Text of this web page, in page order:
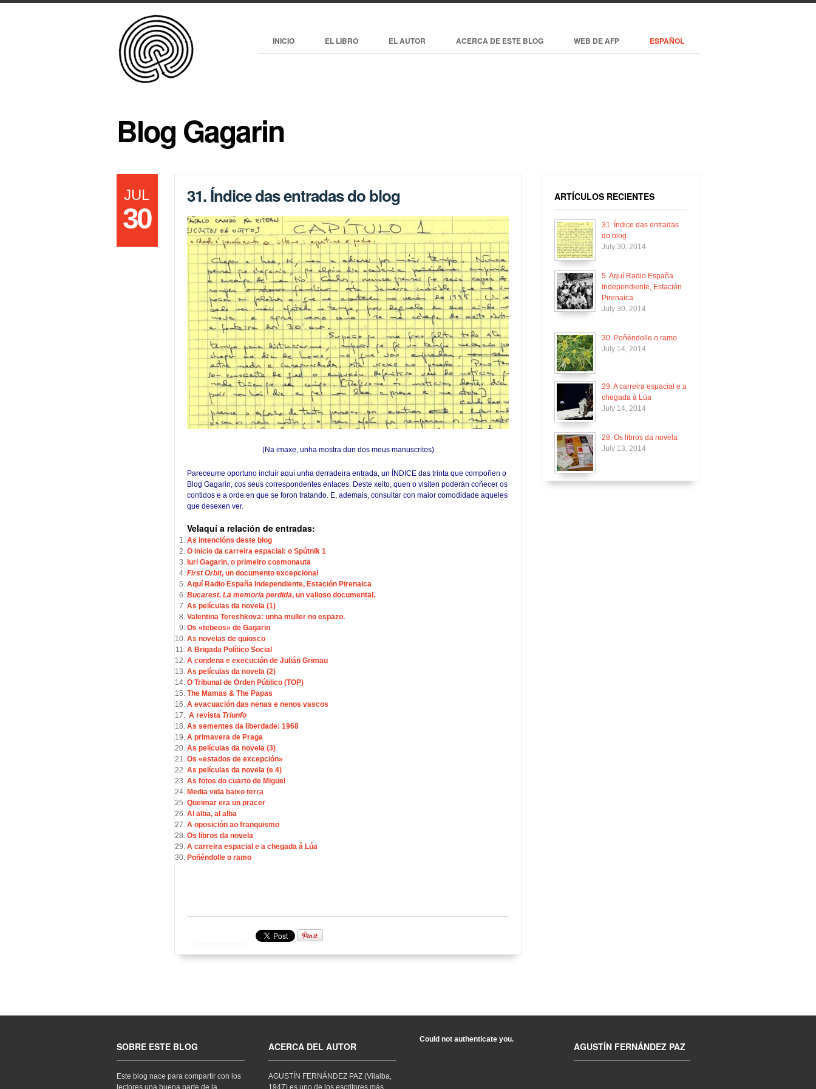
INICIO EL LIBRO EL AUTOR ACERCA DE ESTE BLOG WEB DE AFP ESPAÑOL
Blog Gagarin
JUL
30
31. Índice das entradas do blog
(Na imaxe, unha mostra dun dos meus manuscritos)
Pareceume oportuno incluír aquí unha derradeira entrada, un ÍNDICE das trinta que compoñen o
Blog Gagarin, cos seus correspondentes enlaces. Deste xeito, quen o visiten poderán coñecer os
contidos e a orde en que se foron tratando. E, ademais, consultar con maior comodidade aqueles
que desexen ver.
Velaquí a relación de entradas:
As intencións deste blog
O inicio da carreira espacial: o Spútnik 1
Iuri Gagarin, o primeiro cosmonauta
First Orbit, un documento excepcional
Aquí Radio España Independiente, Estación Pirenaica
Bucarest. La memoria perdida, un valioso documental.
As películas da novela (1)
Valentina Tereshkova: unha muller no espazo.
Os «tebeos» de Gagarin
As novelas de quiosco
A Brigada Político Social
A condena e execución de Julián Grimau
As películas da novela (2)
O Tribunal de Orden Público (TOP)
The Mamas & The Papas
A evacuación das nenas e nenos vascos
A revista Triunfo
As sementes da liberdade: 1968
A primavera de Praga
As películas da novela (3)
Os «estados de excepción»
As películas da novela (e 4)
As fotos do cuarto de Miguel
Media vida baixo terra
Queimar era un pracer
Al alba, al alba
A oposición ao franquismo
Os libros da novela
A carreira espacial e a chegada á Lúa
Poñéndolle o ramo
ARTÍCULOS RECIENTES
31. Índice das entradas
do blog
July 30, 2014
5. Aquí Radio España
Independiente, Estación
Pirenaica
July 30, 2014
30. Poñéndolle o ramo
July 14, 2014
29. A carreira espacial e a
chegada á Lúa
July 14, 2014
28. Os libros da novela
July 13, 2014
SOBRE ESTE BLOG
Este blog nace para compartir con los
lectores una buena parte de la
ACERCA DEL AUTOR
AGUSTÍN FERNÁNDEZ PAZ (Vilalba,
1947) es uno de los escritores más
Could not authenticate you.
AGUSTÍN FERNÁNDEZ PAZ